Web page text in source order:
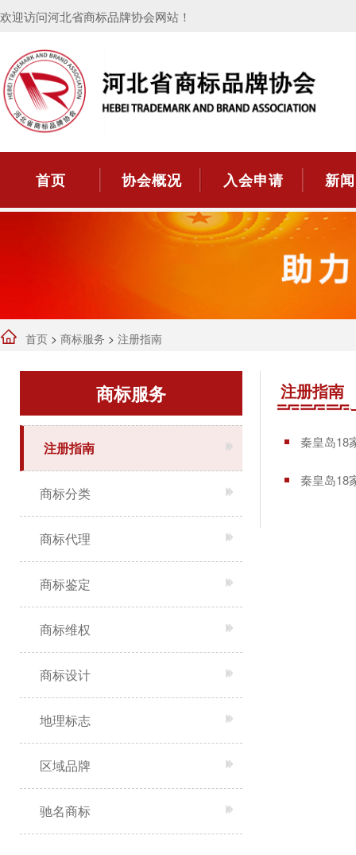
欢迎访问河北省商标品牌协会网站！
首页 协会概况 入会申请 新
首页 > 商标服务 > 注册指南
商标服务
注册指南
商标分类
商标代理
商标鉴定
商标维权
商标设计
地理标志
区域品牌
驰名商标
注册指南
秦皇岛18
秦皇岛18